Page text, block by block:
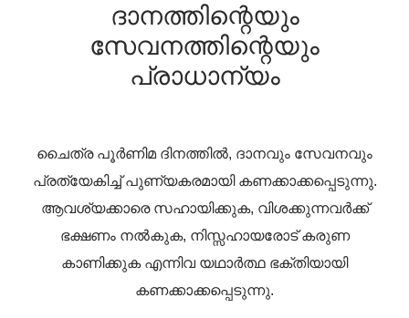
ദാനത്തിന്റെയും
സേവനത്തിന്റെയും
പ്രാധാന്യം
ചൈത്ര പൂർണിമ ദിനത്തിൽ, ദാനവും സേവനവും
പ്രത്യേകിച്ച് പുണ്യകരമായി കണക്കാക്കപ്പെടുന്നു.
ആവശ്യക്കാരെ സഹായിക്കുക, വിശക്കുന്നവർക്ക്
ഭക്ഷണം നൽകുക, നിസ്സഹായരോട് കരുണ
കാണിക്കുക എന്നിവ യഥാർത്ഥ ഭക്തിയായി
കണക്കാക്കപ്പെടുന്നു.